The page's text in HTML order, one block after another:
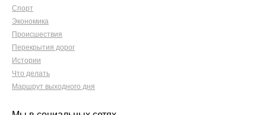
Спорт
Экономика
Происшествия
Перекрытия дорог
Истории
Что делать
Маршрут выходного дня